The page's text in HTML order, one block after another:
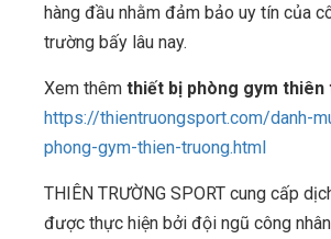
hàng đầu nhằm đảm bảo uy tín của
trường bấy lâu nay.
Xem thêm thiết bị phòng gym thiên
https://thientruongsport.com/danh-
phong-gym-thien-truong.html
THIÊN TRƯỜNG SPORT cung cấp
được thực hiện bởi đội ngũ công